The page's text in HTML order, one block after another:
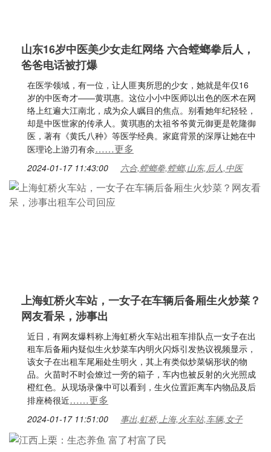
山东16岁中医美少女走红网络 六合螳螂拳后人，
爸爸电话被打爆
在医学领域，有一位，让人匪夷所思的少女，她就是年仅16
岁的中医奇才——黄琪惠。这位小小中医师以出色的医术在网
络上红遍大江南北，成为众人瞩目的焦点。别看她年纪轻轻，
却是中医世家的传承人。黄琪惠的太祖爷爷黄元御更是乾隆御
医，著有《黄氏八种》等医学经典。家庭背景的深厚让她在中
医理论上游刃有余……更多
2024-01-17 11:43:00 六合,螳螂拳,螳螂,山东,后人,中医
上海虹桥火车站，一女子在车辆后备厢生火炒菜？
网友看呆，涉事出
近日，有网友爆料称上海虹桥火车站出租车排队点一女子在出
租车后备厢内疑似生火炒菜车内明火闪烁引发热议视频显示，
该女子在出租车尾厢处生明火，其上有类似炒菜锅形状的物
品。火苗时不时会燎过一旁的箱子，车内也被反射的火光照成
橙红色。从现场录像中可以看到，生火位置距离车内物品及后
排座椅很近……更多
2024-01-17 11:51:00 事出,虹桥,上海,火车站,车辆,女子